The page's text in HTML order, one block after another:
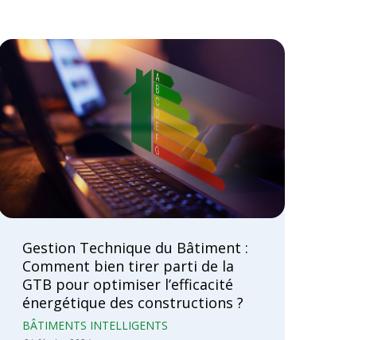
Gestion Technique du Bâtiment :
Comment bien tirer parti de la
GTB pour optimiser l’efficacité
énergétique des constructions ?
BÂTIMENTS INTELLIGENTS